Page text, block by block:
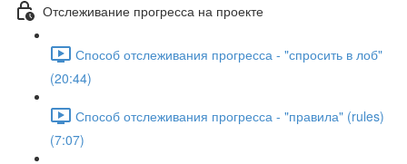
Отслеживание прогресса на проекте
Способ отслеживания прогресса - "спросить в лоб"
(20:44)
Способ отслеживания прогресса - "правила" (rules)
(7:07)